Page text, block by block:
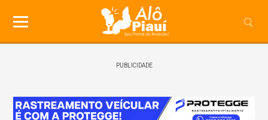
PUBLICIDADE